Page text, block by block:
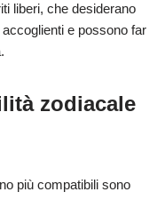
liberi, che desiderano
e possono far
zodiacale
più compatibili sono